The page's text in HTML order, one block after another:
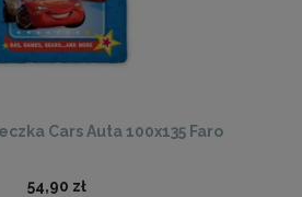
Cars Auta 100x135 Faro
54,90 zł